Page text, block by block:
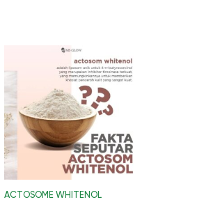
ACTOSOME WHITENOL